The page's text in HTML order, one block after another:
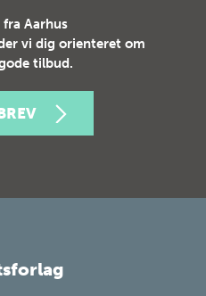
Aarhus
vi dig orienteret om
tilbud.